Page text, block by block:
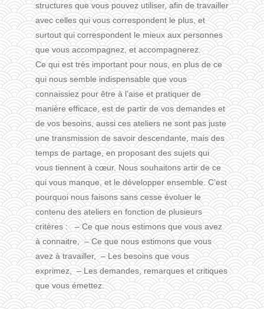
structures que vous pouvez utiliser, afin de travailler
avec celles qui vous correspondent le plus, et
surtout qui correspondent le mieux aux personnes
que vous accompagnez, et accompagnerez.
Ce qui est très important pour nous, en plus de ce
qui nous semble indispensable que vous
connaissiez pour être à l’aise et pratiquer de
manière efficace, est de partir de vos demandes et
de vos besoins, aussi ces ateliers ne sont pas juste
une transmission de savoir descendante, mais des
temps de partage, en proposant des sujets qui
vous tiennent à cœur. Nous souhaitons artir de ce
qui vous manque, et le développer ensemble. C’est
pourquoi nous faisons sans cesse évoluer le
contenu des ateliers en fonction de plusieurs
critères : – Ce que nous estimons que vous avez
à connaitre, – Ce que nous estimons que vous
avez à travailler, – Les besoins que vous
exprimez, – Les demandes, remarques et critiques
que vous émettez.